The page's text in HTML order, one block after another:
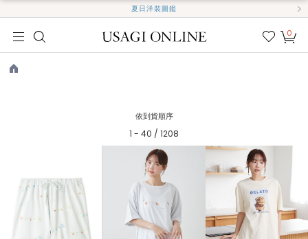
夏日洋裝圖鑑
我的
0
依到貨順序
1 - 40 / 1208